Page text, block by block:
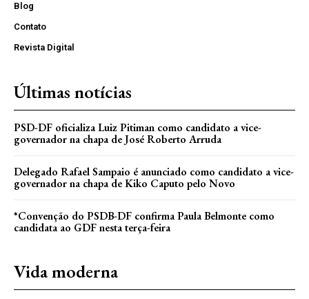
Blog
Contato
Revista Digital
Últimas notícias
PSD-DF oficializa Luiz Pitiman como candidato a vice-
governador na chapa de José Roberto Arruda
Delegado Rafael Sampaio é anunciado como candidato a vice-
governador na chapa de Kiko Caputo pelo Novo
*Convenção do PSDB-DF confirma Paula Belmonte como
candidata ao GDF nesta terça-feira
Vida moderna